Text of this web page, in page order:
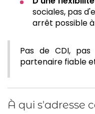
sociales, pas
arrêt possible
Pas de CDI,
partenaire fiable
À qui s'adresse